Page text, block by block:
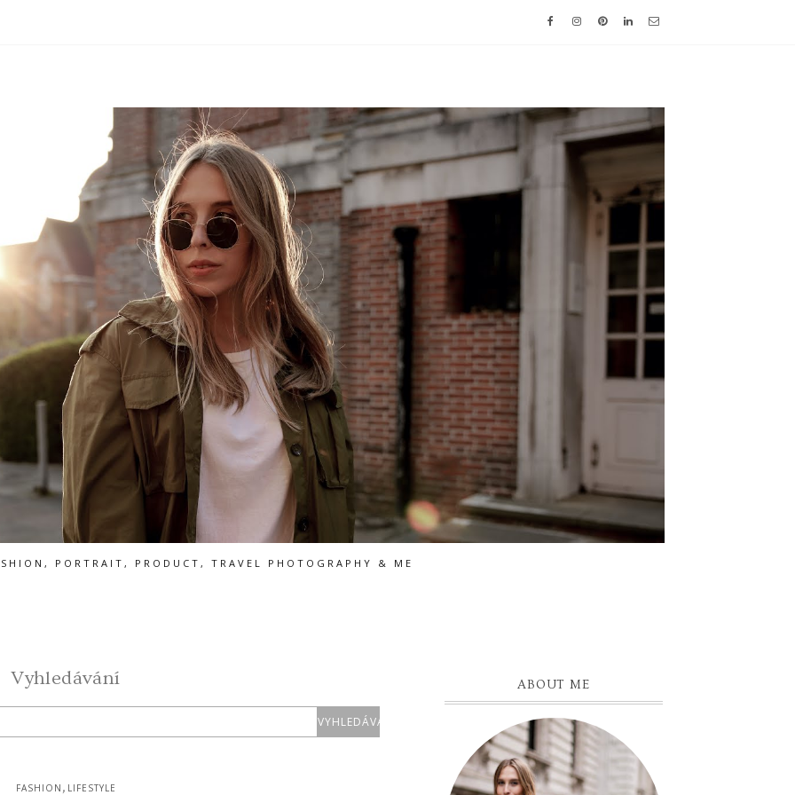
PORTRAIT, PRODUCT, TRAVEL PHOTOGRAPHY & ME
Vyhledávání
FASHION , LIFESTYLE
ABOUT ME